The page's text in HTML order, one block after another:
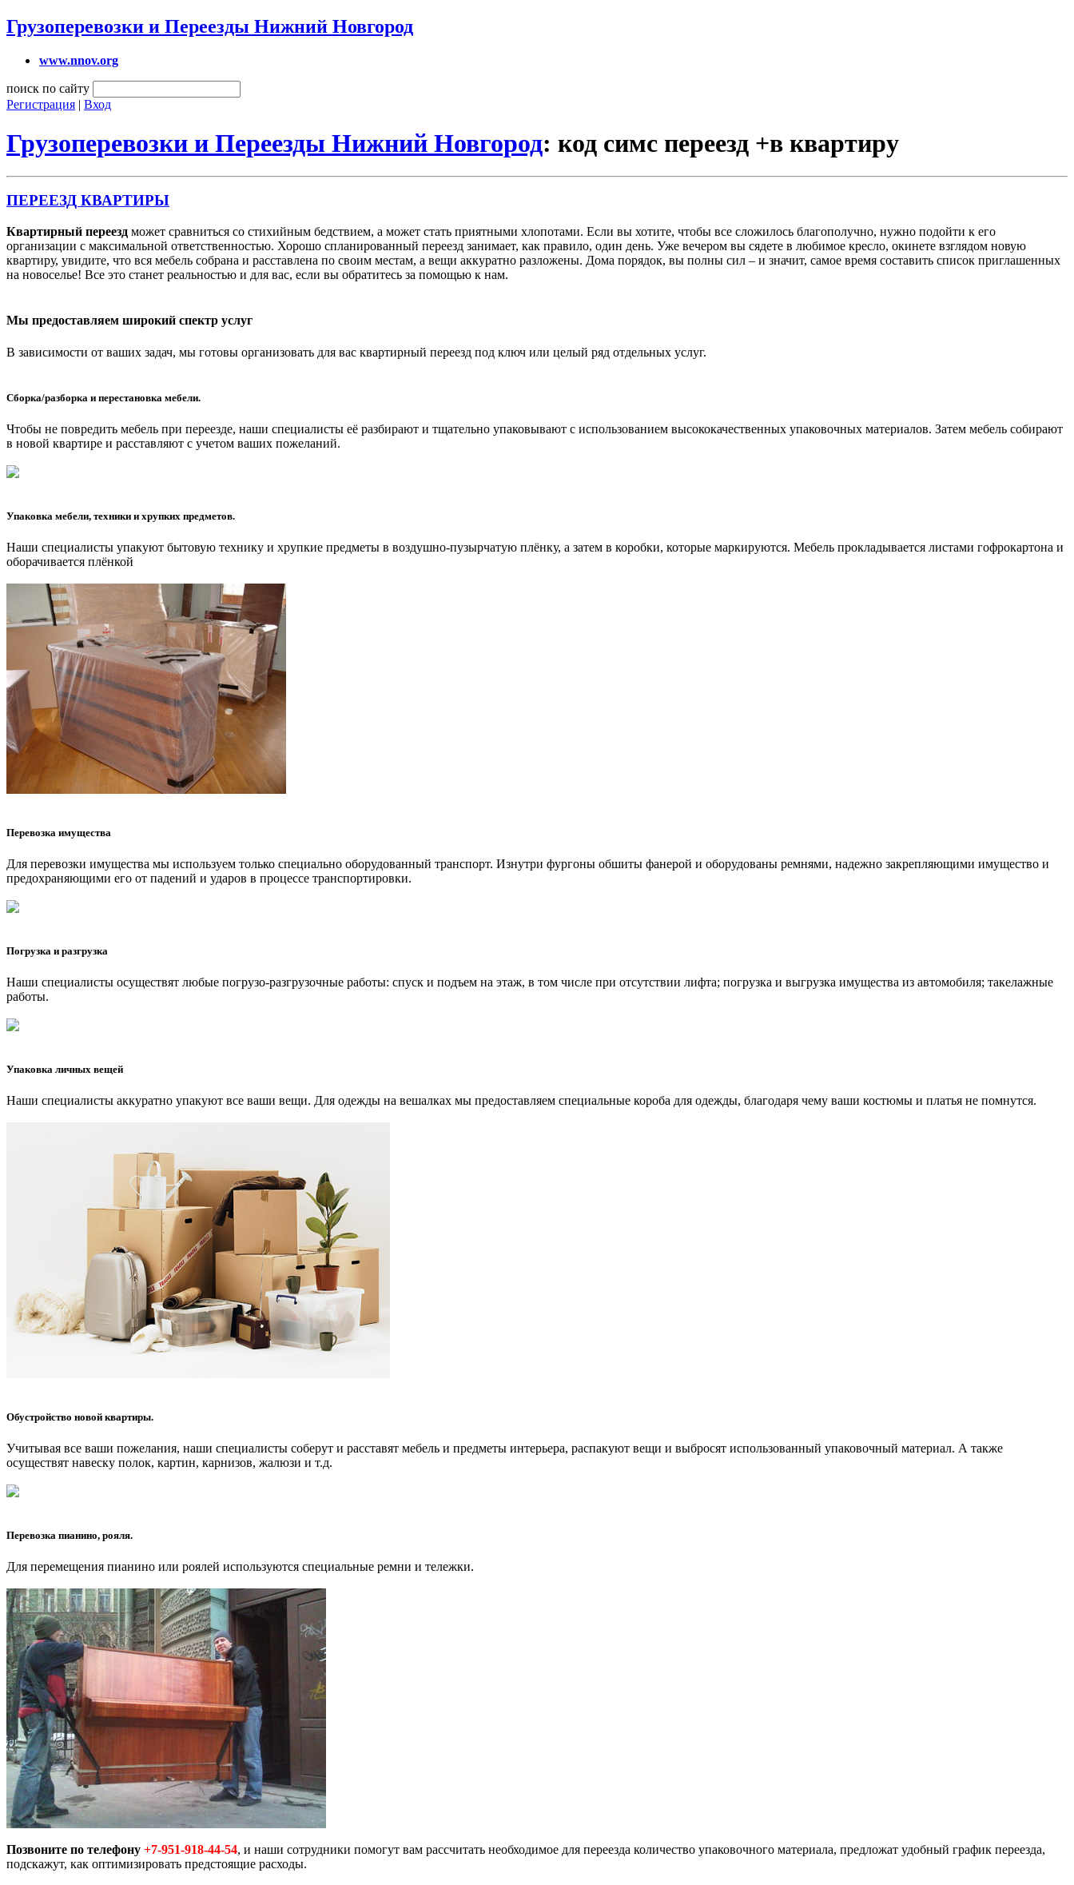
Грузоперевозки и Переезды Нижний Новгород
www.nnov.org
поиск по сайту
Регистрация | Вход
Грузоперевозки и Переезды Нижний Новгород: код симс переезд +в квартиру
ПЕРЕЕЗД КВАРТИРЫ
Квартирный переезд может сравниться со стихийным бедствием, а может стать приятными хлопотами. Если вы хотите, чтобы все сложилось благополучно, нужно подойти к его
организации с максимальной ответственностью. Хорошо спланированный переезд занимает, как правило, один день. Уже вечером вы сядете в любимое кресло, окинете взглядом новую
квартиру, увидите, что вся мебель собрана и расставлена по своим местам, а вещи аккуратно разложены. Дома порядок, вы полны сил – и значит, самое время составить список приглашенных
на новоселье! Все это станет реальностью и для вас, если вы обратитесь за помощью к нам.
Мы предоставляем широкий спектр услуг
В зависимости от ваших задач, мы готовы организовать для вас квартирный переезд под ключ или целый ряд отдельных услуг.
Сборка/разборка и перестановка мебели.
Чтобы не повредить мебель при переезде, наши специалисты её разбирают и тщательно упаковывают с использованием высококачественных упаковочных материалов. Затем мебель собирают
в новой квартире и расставляют с учетом ваших пожеланий.
Упаковка мебели, техники и хрупких предметов.
Наши специалисты упакуют бытовую технику и хрупкие предметы в воздушно-пузырчатую плёнку, а затем в коробки, которые маркируются. Мебель прокладывается листами гофрокартона и
оборачивается плёнкой
Перевозка имущества
Для перевозки имущества мы используем только специально оборудованный транспорт. Изнутри фургоны обшиты фанерой и оборудованы ремнями, надежно закрепляющими имущество и
предохраняющими его от падений и ударов в процессе транспортировки.
Погрузка и разгрузка
Наши специалисты осуществят любые погрузо-разгрузочные работы: спуск и подъем на этаж, в том числе при отсутствии лифта; погрузка и выгрузка имущества из автомобиля; такелажные
работы.
Упаковка личных вещей
Наши специалисты аккуратно упакуют все ваши вещи. Для одежды на вешалках мы предоставляем специальные короба для одежды, благодаря чему ваши костюмы и платья не помнутся.
Обустройство новой квартиры.
Учитывая все ваши пожелания, наши специалисты соберут и расставят мебель и предметы интерьера, распакуют вещи и выбросят использованный упаковочный материал. А также
осуществят навеску полок, картин, карнизов, жалюзи и т.д.
Перевозка пианино, рояля.
Для перемещения пианино или роялей используются специальные ремни и тележки.
Позвоните по телефону +7-951-918-44-54, и наши сотрудники помогут вам рассчитать необходимое для переезда количество упаковочного материала, предложат удобный график переезда,
подскажут, как оптимизировать предстоящие расходы.